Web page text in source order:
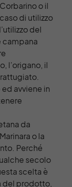
o il
di utilizzo
del
campana
l’origano, il
avviene in
da
o la
Perché
secolo
scelta è
del prodotto,